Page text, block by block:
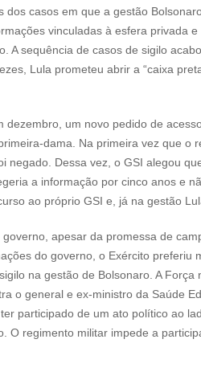
dos casos em que a gestão
vinculadas à esfera privada
A sequência de casos de sigilo
Lula prometeu abrir a “caixa
dezembro, um novo pedido de
dama. Na primeira vez que o
negado. Dessa vez, o GSI alegou
a informação por cinco anos e
ao próprio GSI e, já na gestão
apesar da promessa de
do governo, o Exército preferiu
na gestão de Bolsonaro. A
o general e ex-ministro da Saúde
participado de um ato político ao
O regimento militar impede a